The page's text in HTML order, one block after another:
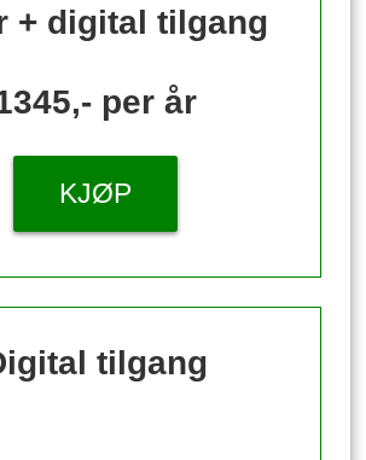
+ digital tilgang
per år
KJØP
tilgang